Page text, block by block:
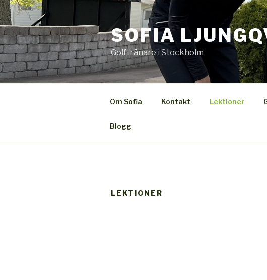
Hoppa
till
innehåll
SOFIA
Golftränare i Stockholm
Om Sofia Kontakt Lektioner
Blogg
LEKTIONER